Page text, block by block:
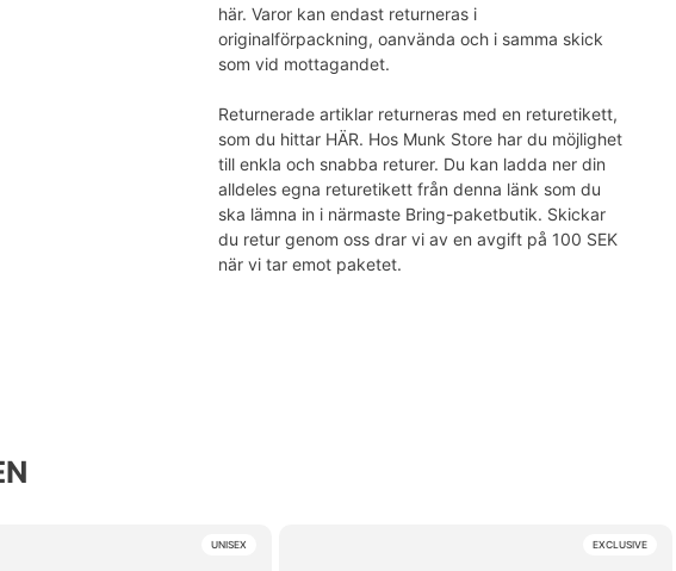
här. Varor kan endast returneras i
originalförpackning, oanvända och i samma skick
som vid mottagandet.
Returnerade artiklar returneras med en returetikett,
som du hittar HÄR. Hos Munk Store har du möjlighet
till enkla och snabba returer. Du kan ladda ner din
alldeles egna returetikett från denna länk som du
ska lämna in i närmaste Bring-paketbutik. Skickar
du retur genom oss drar vi av en avgift på 100 SEK
när vi tar emot paketet.
UNISEX EXCLUSIVE